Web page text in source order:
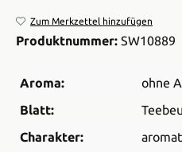
Zum Merkzettel hinzufügen
Produktnummer: SW10889
Aroma:
ohne
Blatt:
Charakter: